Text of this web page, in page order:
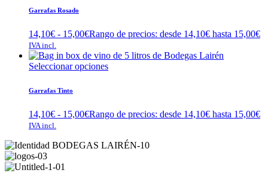
Garrafas Rosado
14,10€ - 15,00€Rango de precios: desde 14,10€ hasta 15,00€
IVA incl.
Seleccionar opciones
Garrafas Tinto
14,10€ - 15,00€Rango de precios: desde 14,10€ hasta 15,00€
IVA incl.